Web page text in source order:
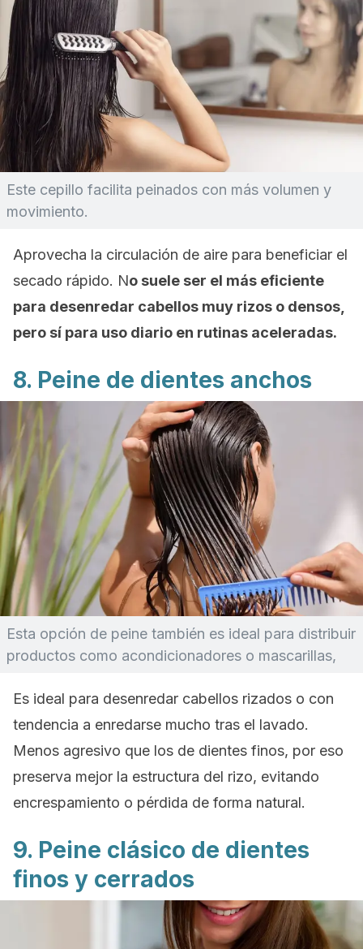
Este cepillo facilita peinados con más volumen y
movimiento.
Aprovecha la circulación de aire para beneficiar el
secado rápido. No suele ser el más eficiente
para desenredar cabellos muy rizos o densos,
pero sí para uso diario en rutinas aceleradas.
8. Peine de dientes anchos
Esta opción de peine también es ideal para distribuir
productos como acondicionadores o mascarillas,
Es ideal para desenredar cabellos rizados o con
tendencia a enredarse mucho tras el lavado.
Menos agresivo que los de dientes finos, por eso
preserva mejor la estructura del rizo, evitando
encrespamiento o pérdida de forma natural.
9. Peine clásico de dientes
finos y cerrados